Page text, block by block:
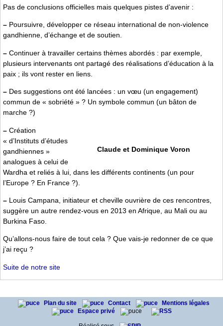
Pas de conclusions officielles mais quelques pistes d’avenir :
– Poursuivre, développer ce réseau international de non-violence
gandhienne, d’échange et de soutien.
– Continuer à travailler certains thèmes abordés : par exemple,
plusieurs intervenants ont partagé des réalisations d’éducation à la
paix ; ils vont rester en liens.
– Des suggestions ont été lancées : un vœu (un engagement)
commun de « sobriété » ? Un symbole commun (un bâton de
marche ?)
Claude et Dominique Voron
– Création
« d’Instituts d’études
gandhiennes »
analogues à celui de
Wardha et reliés à lui, dans les différents continents (un pour
l’Europe ? En France ?).
– Louis Campana, initiateur et cheville ouvrière de ces rencontres,
suggère un autre rendez-vous en 2013 en Afrique, au Mali ou au
Burkina Faso.
Qu’allons-nous faire de tout cela ? Que vais-je redonner de ce que
j’ai reçu ?
Suite de notre site
Plan du site Contact
Mentions légales
Espace privé